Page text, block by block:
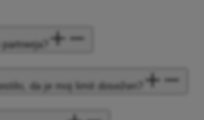
da je moj limit dosežen?